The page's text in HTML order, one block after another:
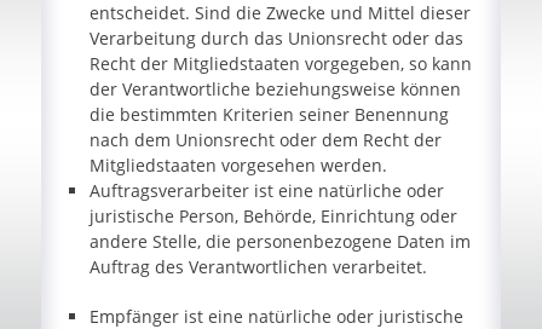
entscheidet. Sind die Zwecke und Mittel dieser
Verarbeitung durch das Unionsrecht oder das
Recht der Mitgliedstaaten vorgegeben, so kann
der Verantwortliche beziehungsweise können
die bestimmten Kriterien seiner Benennung
nach dem Unionsrecht oder dem Recht der
Mitgliedstaaten vorgesehen werden.
Auftragsverarbeiter ist eine natürliche oder
juristische Person, Behörde, Einrichtung oder
andere Stelle, die personenbezogene Daten im
Auftrag des Verantwortlichen verarbeitet.
Empfänger ist eine natürliche oder juristische